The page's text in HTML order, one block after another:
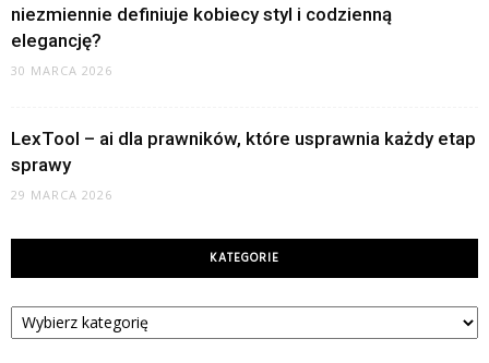
niezmiennie definiuje kobiecy styl i codzienną
elegancję?
30 MARCA 2026
LexTool – ai dla prawników, które usprawnia każdy etap
sprawy
29 MARCA 2026
KATEGORIE
Kategorie